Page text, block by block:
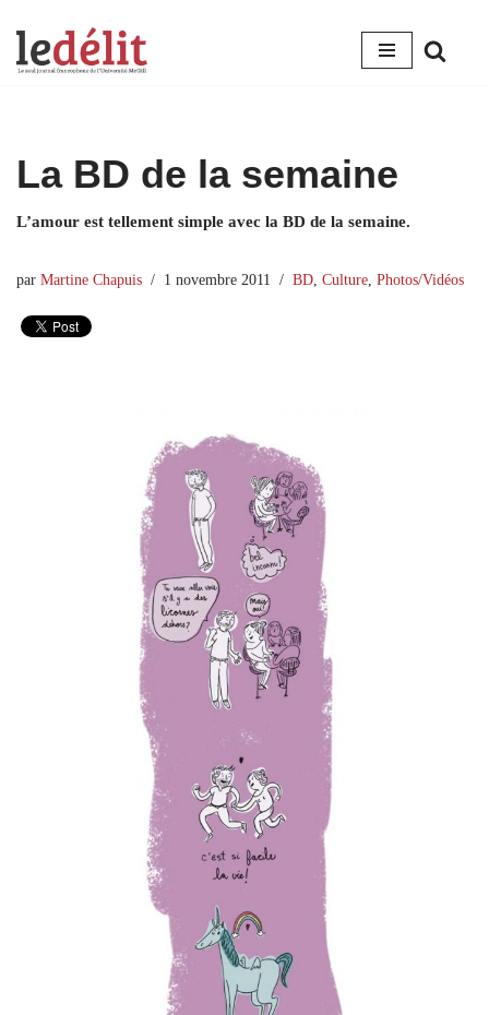
Aller
La BD de la semaine
L’amour est tellement simple avec la BD de la semaine.
par Martine Chapuis 1 novembre 2011 BD Culture Photos/Vidéos